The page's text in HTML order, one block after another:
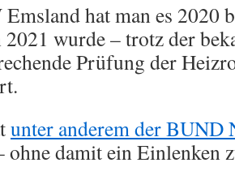
hat man es 2020
2021 wurde – trotz der
Prüfung der
unter anderem der BUND
ohne damit ein Einlenken